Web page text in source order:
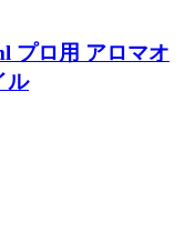
プロ用 アロマオ
ル